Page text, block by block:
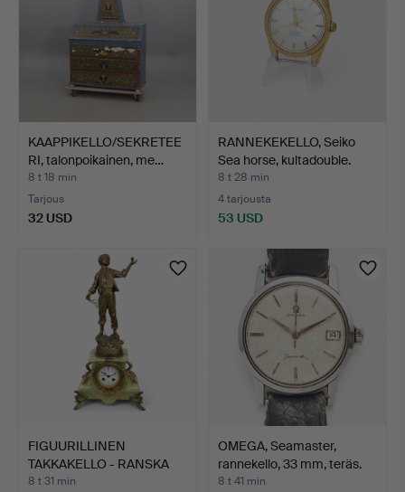
KAAPPIKELLO/SEKRETEE
RI, talonpoikainen, me…
8 t 18 min
Tarjous
32 USD
RANNEKEKELLO, Seiko
Sea horse, kultadouble.
8 t 28 min
4 tarjousta
53 USD
FIGUURILLINEN
TAKKAKELLO - RANSKA
1800-LUK…
8 t 31 min
OMEGA, Seamaster,
rannekello, 33 mm, teräs.
8 t 41 min